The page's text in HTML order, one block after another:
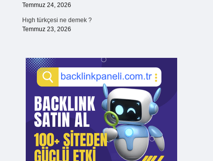
Temmuz 24, 2026
Hıgh türkçesi ne demek ?
Temmuz 23, 2026